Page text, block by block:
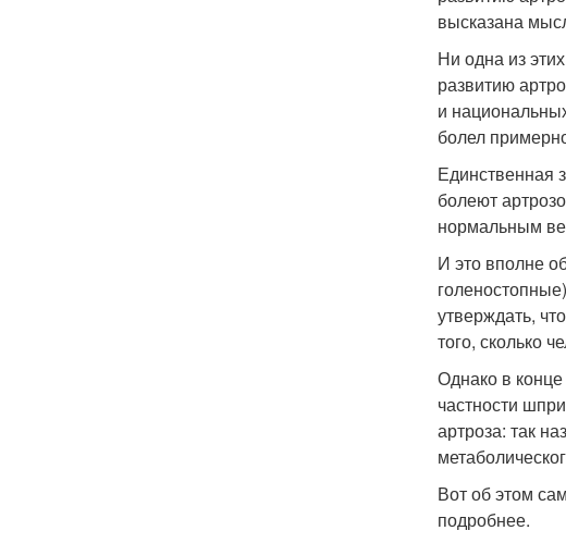
высказана
Ни одна из
развитию
и
болел
Единственная
болеют
нормальным
И это вполне
утверждать,
того, сколько
Однако в
частности
артроза: так
Вот об этом
подробнее.